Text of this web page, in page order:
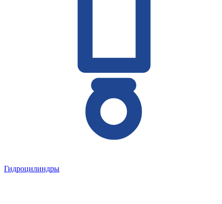
Гидроцилиндры